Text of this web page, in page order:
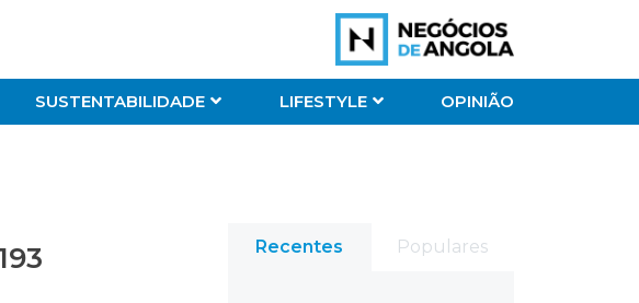
SUSTENTABILIDADE LIFESTYLE OPINIÃO
Recentes Populares